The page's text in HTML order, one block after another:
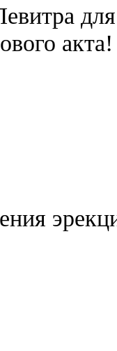
акта!